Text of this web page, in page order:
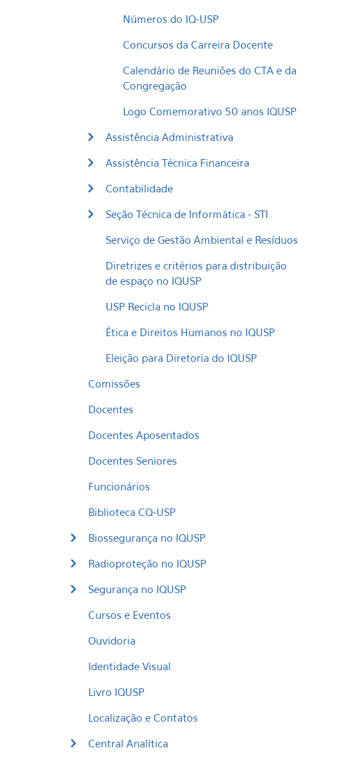
Números do IQ-USP
Concursos da Carreira Docente
Calendário de Reuniões do CTA e da
Congregação
Logo Comemorativo 50 anos IQUSP
Assistência Administrativa
Assistência Técnica Financeira
Contabilidade
Seção Técnica de Informática - STI
Serviço de Gestão Ambiental e Resíduos
Diretrizes e critérios para distribuição
de espaço no IQUSP
USP Recicla no IQUSP
Ética e Direitos Humanos no IQUSP
Eleição para Diretoria do IQUSP
Comissões
Docentes
Docentes Aposentados
Docentes Seniores
Funcionários
Biblioteca CQ-USP
Biossegurança no IQUSP
Radioproteção no IQUSP
Segurança no IQUSP
Cursos e Eventos
Ouvidoria
Identidade Visual
Livro IQUSP
Localização e Contatos
Central Analítica